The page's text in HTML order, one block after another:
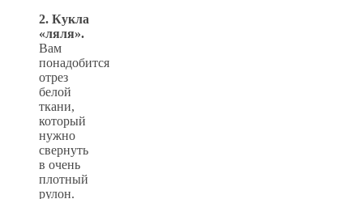
2. Кукла
«ляля».
Вам
понадобится
отрез
белой
ткани,
который
нужно
свернуть
в очень
плотный
рулон.